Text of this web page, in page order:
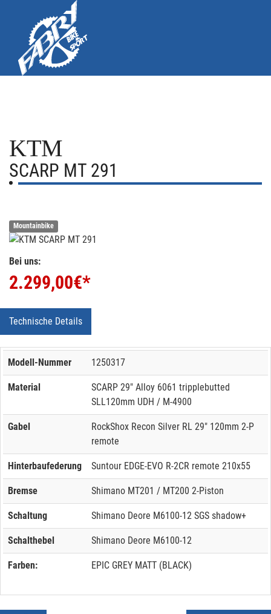
KTM
SCARP MT 291
Mountainbike
Bei uns:
2.299,00€*
Technische Details
Modell-Nummer 1250317
Material
SCARP 29" Alloy 6061 tripplebutted
SLL120mm UDH / M-4900
Gabel
RockShox Recon Silver RL 29" 120mm 2-P
remote
Hinterbaufederung Suntour EDGE-EVO R-2CR remote 210x55
Bremse Shimano MT201 / MT200 2-Piston
Schaltung Shimano Deore M6100-12 SGS shadow+
Schalthebel Shimano Deore M6100-12
Farben: EPIC GREY MATT (BLACK)